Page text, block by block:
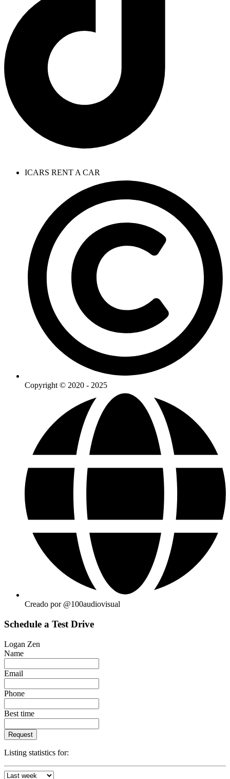
ICARS RENT A CAR
Copyright © 2020 - 2025
Creado por @100audiovisual
Schedule a Test Drive
Logan Zen
Name
Email
Phone
Best time
Request
Listing statistics for: